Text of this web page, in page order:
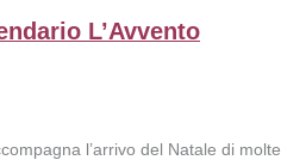
L’Avvento
l’arrivo del Natale di molte